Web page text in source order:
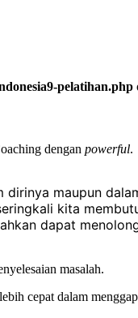
pelatihan.php
dengan powerful.
maupun
kita
dapat
masalah.
cepat dalam